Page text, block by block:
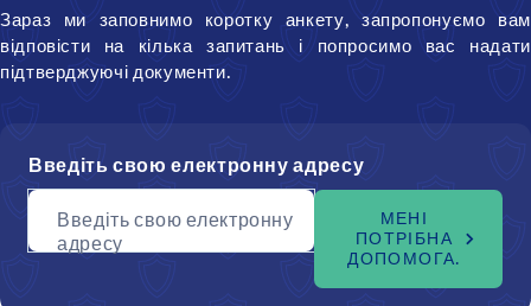
Зараз ми заповнимо коротку анкету, запропонуємо вам
відповісти на кілька запитань і попросимо вас надати
підтверджуючі документи.
Введіть свою електронну адресу
Введіть свою електронну
адресу
МЕНІ
ПОТРІБНА
ДОПОМОГА.